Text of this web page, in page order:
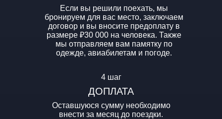
4 шаг
Оставшуюся сумму необходимо
внести за месяц до поездки.
Если вы решили поехать, мы
бронируем для вас место, заключаем
договор и вы вносите предоплату в
размере ₽30 000 на человека. Также
мы отправляем вам памятку по
одежде, авиабилетам и погоде.
ДОПЛАТА